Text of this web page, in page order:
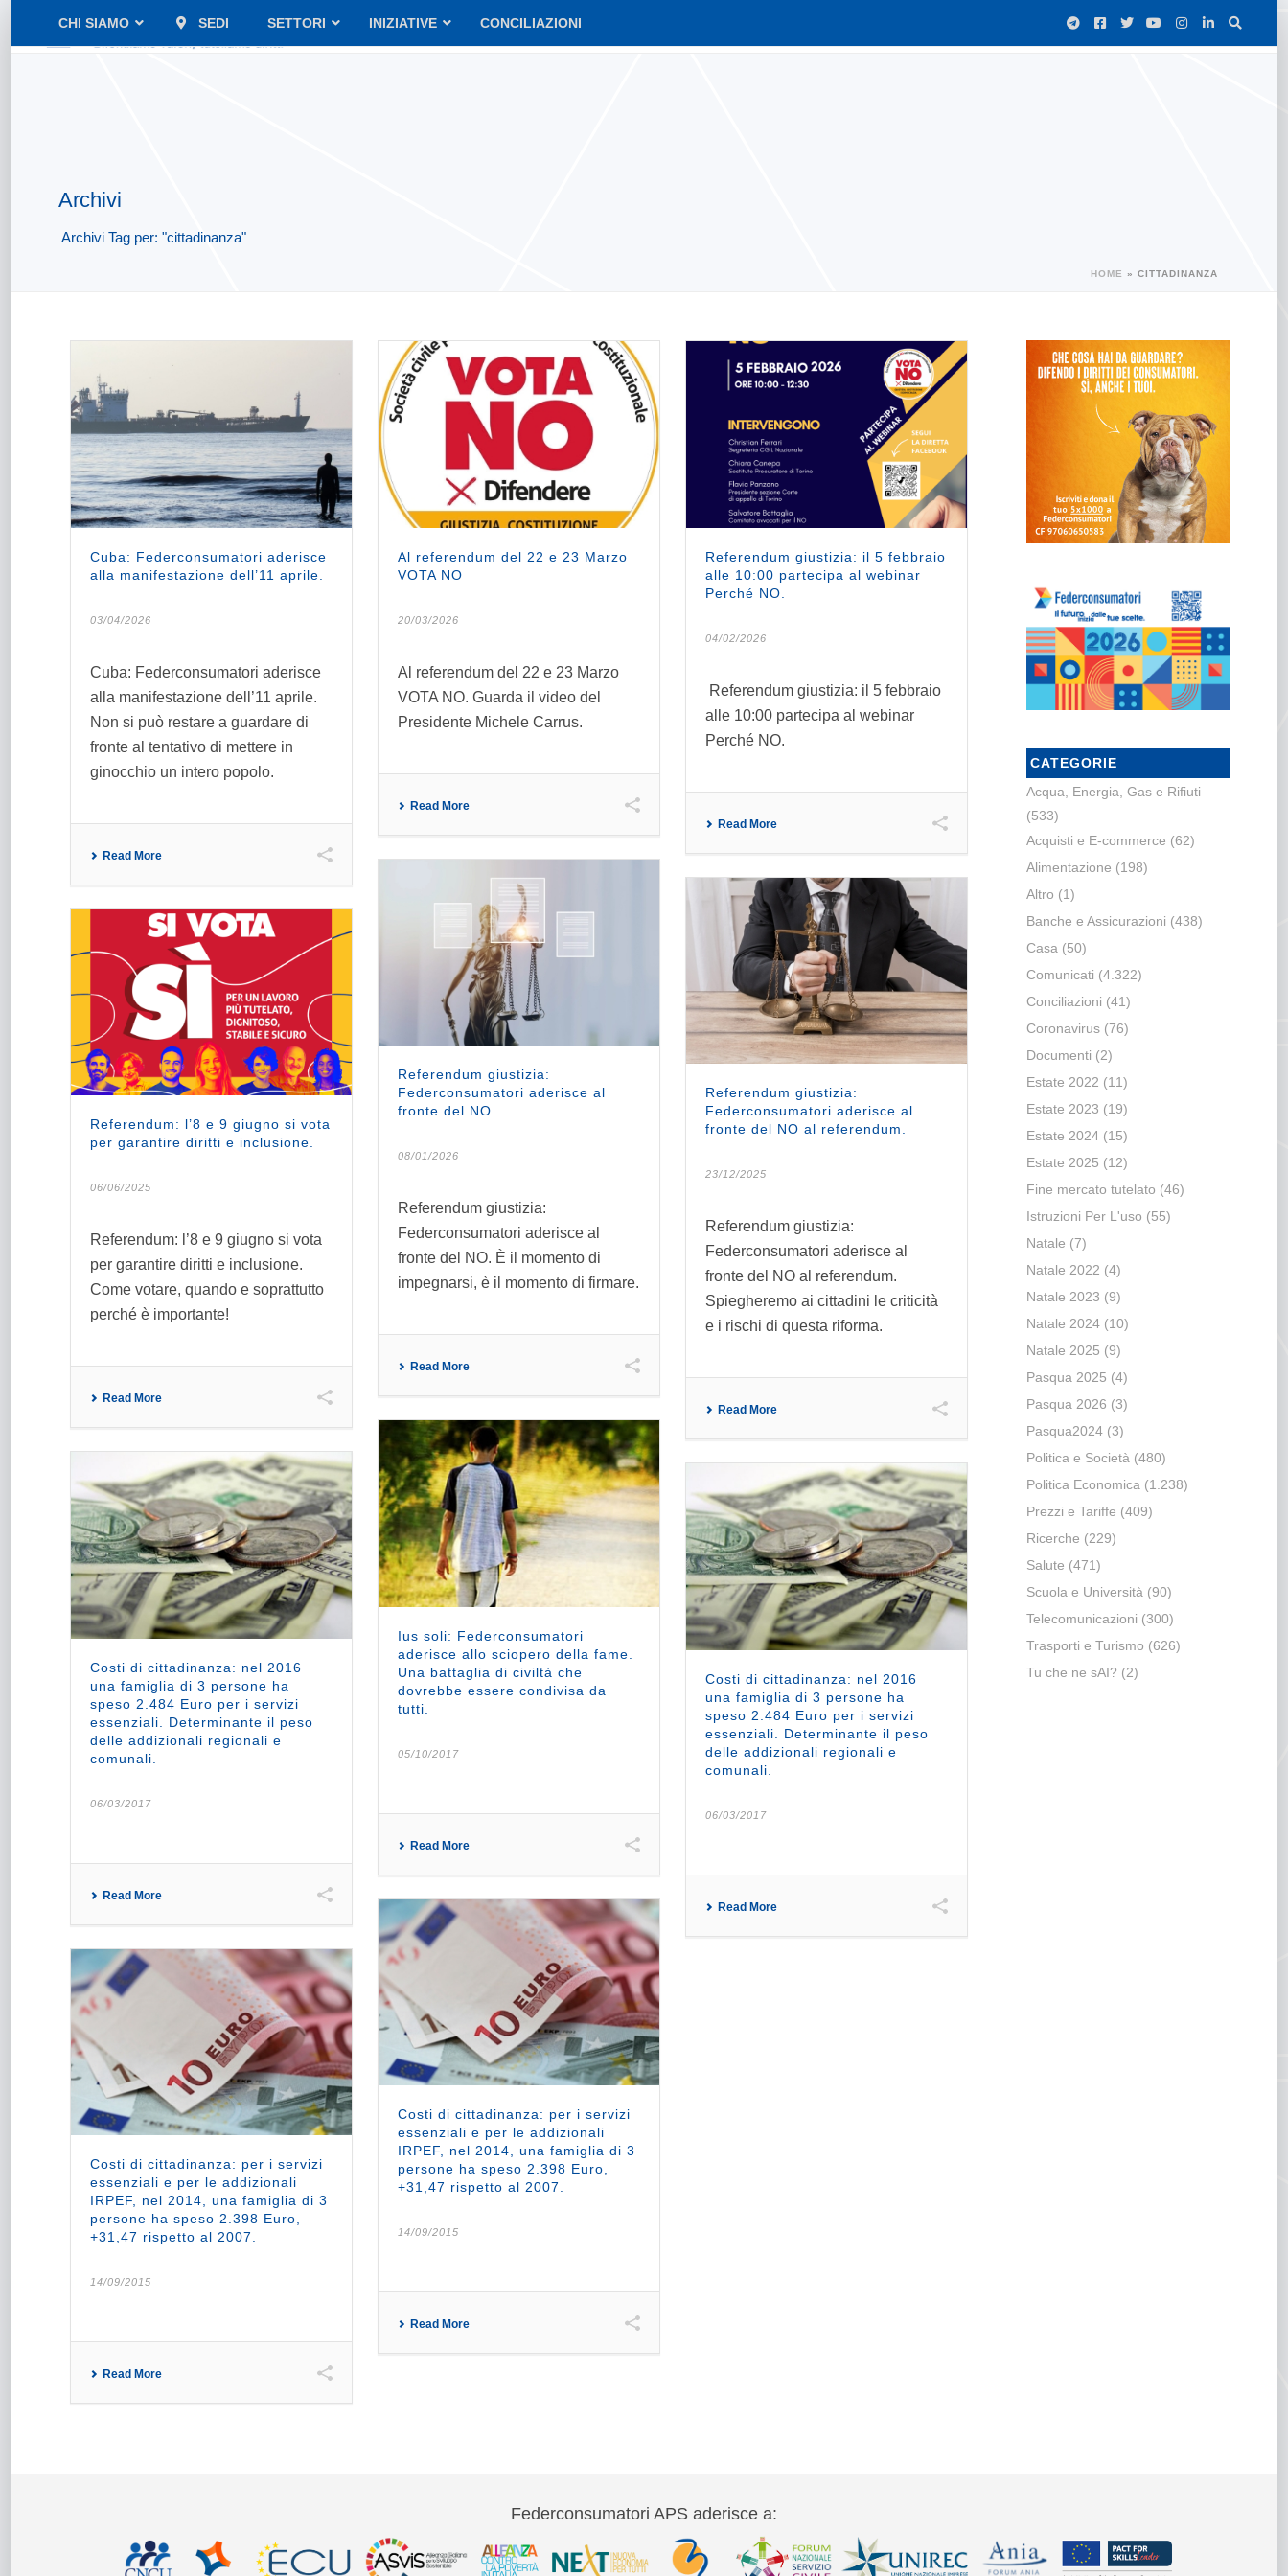
CHI SIAMO SEDI SETTORI INIZIATIVE CONCILIAZIONI
Archivi
Archivi Tag per: "cittadinanza"
HOME » CITTADINANZA
Cuba: Federconsumatori aderisce
alla manifestazione dell’11 aprile.
03/04/2026
Cuba: Federconsumatori aderisce
alla manifestazione dell’11 aprile.
Non si può restare a guardare di
fronte al tentativo di mettere in
ginocchio un intero popolo.
Read More
Al referendum del 22 e 23 Marzo
VOTA NO
20/03/2026
Al referendum del 22 e 23 Marzo
VOTA NO. Guarda il video del
Presidente Michele Carrus.
Read More
Referendum giustizia: il 5 febbraio
alle 10:00 partecipa al webinar
Perché NO.
04/02/2026
Referendum giustizia: il 5 febbraio
alle 10:00 partecipa al webinar
Perché NO.
Read More
Referendum giustizia:
Federconsumatori aderisce al
fronte del NO.
08/01/2026
Referendum giustizia:
Federconsumatori aderisce al
fronte del NO. È il momento di
impegnarsi, è il momento di firmare.
Read More
Referendum giustizia:
Federconsumatori aderisce al
fronte del NO al referendum.
23/12/2025
Referendum giustizia:
Federconsumatori aderisce al
fronte del NO al referendum.
Spiegheremo ai cittadini le criticità
e i rischi di questa riforma.
Read More
Referendum: l’8 e 9 giugno si vota
per garantire diritti e inclusione.
06/06/2025
Referendum: l’8 e 9 giugno si vota
per garantire diritti e inclusione.
Come votare, quando e soprattutto
perché è importante!
Read More
Ius soli: Federconsumatori
aderisce allo sciopero della fame.
Una battaglia di civiltà che
dovrebbe essere condivisa da
tutti.
05/10/2017
Read More
Costi di cittadinanza: nel 2016
una famiglia di 3 persone ha
speso 2.484 Euro per i servizi
essenziali. Determinante il peso
delle addizionali regionali e
comunali.
06/03/2017
Read More
Costi di cittadinanza: nel 2016
una famiglia di 3 persone ha
speso 2.484 Euro per i servizi
essenziali. Determinante il peso
delle addizionali regionali e
comunali.
06/03/2017
Read More
Costi di cittadinanza: per i servizi
essenziali e per le addizionali
IRPEF, nel 2014, una famiglia di 3
persone ha speso 2.398 Euro,
+31,47 rispetto al 2007.
14/09/2015
Read More
Costi di cittadinanza: per i servizi
essenziali e per le addizionali
IRPEF, nel 2014, una famiglia di 3
persone ha speso 2.398 Euro,
+31,47 rispetto al 2007.
14/09/2015
Read More
CATEGORIE
Acqua, Energia, Gas e Rifiuti
(533)
Acquisti e E-commerce (62)
Alimentazione (198)
Altro (1)
Banche e Assicurazioni (438)
Casa (50)
Comunicati (4.322)
Conciliazioni (41)
Coronavirus(76)
Documenti (2)
Estate 2022 (11)
Estate 2023 (19)
Estate 2024(15)
Estate 2025 (12)
Fine mercato tutelato (46)
Istruzioni Per L'uso (55)
Natale (7)
Natale 2022 (4)
Natale 2023 (9)
Natale 2024(10)
Natale 2025 (9)
Pasqua 2025 (4)
Pasqua 2026 (3)
Pasqua2024(3)
Politica e Società (480)
Politica Economica (1.238)
Prezzi e Tariffe (409)
Ricerche (229)
Salute (471)
Scuola e Università (90)
Telecomunicazioni (300)
Trasporti e Turismo (626)
Tu che ne sAI? (2)
Federconsumatori APS aderisce a: